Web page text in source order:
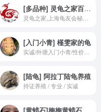
[多品种] 灵龟之家百象馆-沈卫老师
[入门小青] 槿雯家的龟
[陆龟] 阿拉丁陆龟养殖
持证养殖 / 专业 / 实诚
[黄蜡石]梅梅黄蜡石